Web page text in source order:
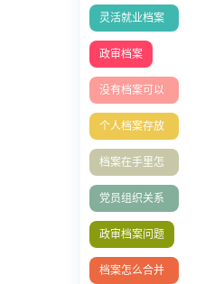
灵活就业档案
的处理方式
政审档案
没有档案可以
办理退休吗？
个人档案存放
托管
档案在手里怎
么存档？档案
激活
党员组织关系
转移
政审档案问题
档案怎么合并